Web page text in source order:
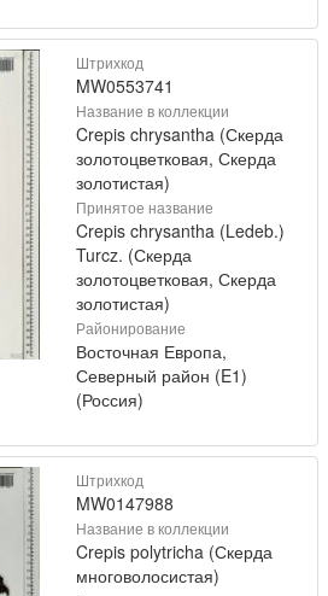
Штрихкод
MW0553741
Название в коллекции
Crepis chrysantha (Скерда
золотоцветковая, Скерда
золотистая)
Принятое название
Crepis chrysantha (Ledeb.)
Turcz. (Скерда
золотоцветковая, Скерда
золотистая)
Районирование
Восточная Европа,
Северный район (E1)
(Россия)
Штрихкод
MW0147988
Название в коллекции
Crepis polytricha (Скерда
многоволосистая)